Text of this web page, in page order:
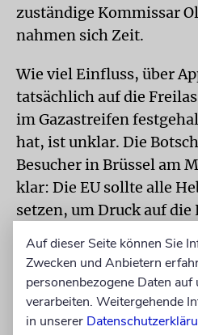
zuständige Kommissar
nahmen sich Zeit.
Wie viel Einfluss, über
tatsächlich auf die
im Gazastreifen
hat, ist unklar. Die
Besucher in Brüssel am
klar: Die EU sollte alle
setzen, um Druck auf die
Von der Leyen sprach in
Montag von einer »der
in der Geschichte
außereuropäischer
Auf dieser Seite können Sie
Zwecken und Anbietern
personenbezogene Daten
verarbeiten. Weitergehende
in unserer